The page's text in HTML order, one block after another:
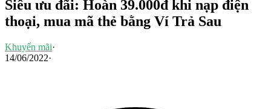
Siêu ưu đãi: Hoàn 39.000đ khi nạp điện
thoại, mua mã thẻ bằng Ví Trả Sau
Khuyến mãi·
14/06/2022·